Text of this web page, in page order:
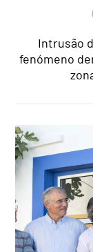
Intrusão
fenómeno